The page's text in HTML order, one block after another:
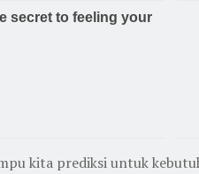
kita prediksi untuk